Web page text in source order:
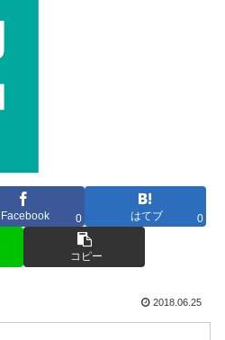
Facebook 0 はてブ 0
コピー
2018.06.25